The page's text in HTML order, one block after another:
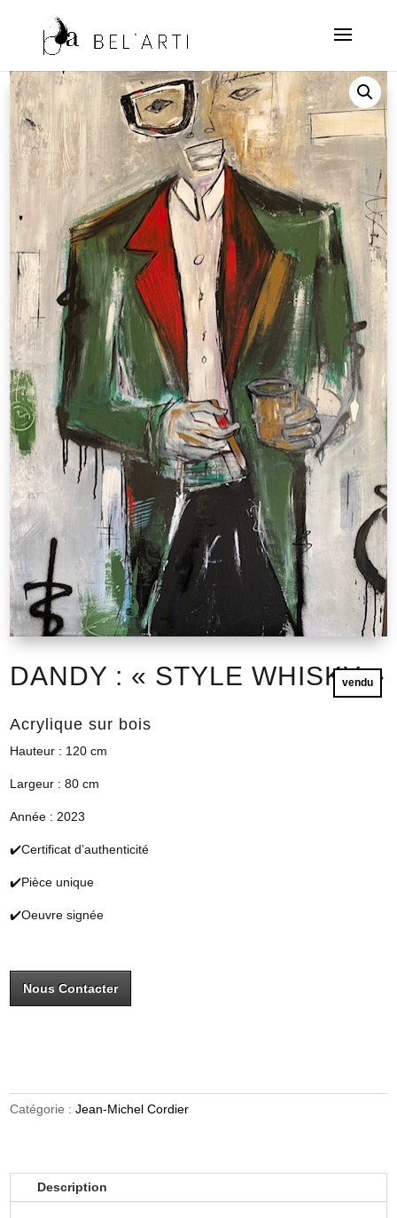
DANDY : « STYLE WHISKY »
vendu
Acrylique sur bois
Hauteur : 120 cm
Largeur : 80 cm
Année : 2023
✔️Certificat d’authenticité
✔️Pièce unique
✔️Oeuvre signée
Nous Contacter
Catégorie :Jean-Michel Cordier
Description